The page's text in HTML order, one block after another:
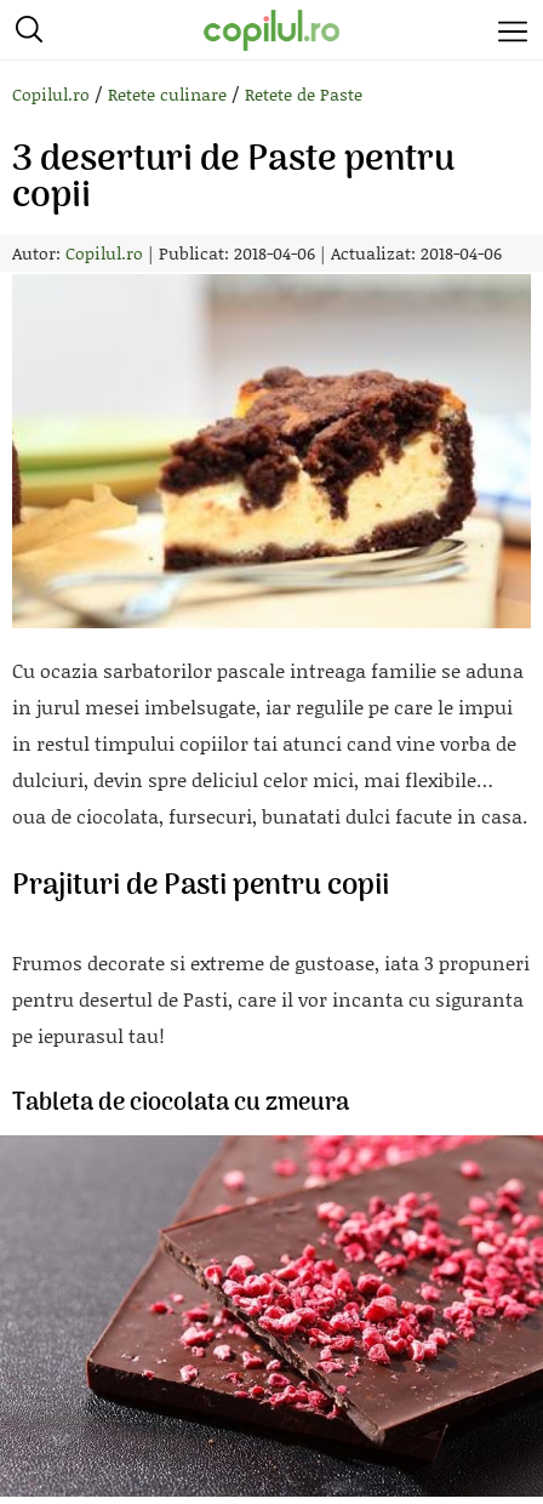
Copilul.ro / Retete culinare / Retete de Paste
3 deserturi de Paste pentru
copii
Autor: Copilul.ro | Publicat: 2018-04-06 | Actualizat: 2018-04-06
Cu ocazia sarbatorilor pascale intreaga familie se aduna
in jurul mesei imbelsugate, iar regulile pe care le impui
in restul timpului copiilor tai atunci cand vine vorba de
dulciuri, devin spre deliciul celor mici, mai flexibile…
oua de ciocolata, fursecuri, bunatati dulci facute in casa.
Prajituri de Pasti pentru copii
Frumos decorate si extreme de gustoase, iata 3 propuneri
pentru desertul de Pasti, care il vor incanta cu siguranta
pe iepurasul tau!
Tableta de ciocolata cu zmeura